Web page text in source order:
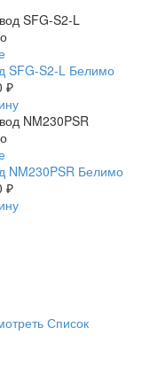
SFG-S2-L Белимо
₽
NM230PSR Белимо
₽
Список